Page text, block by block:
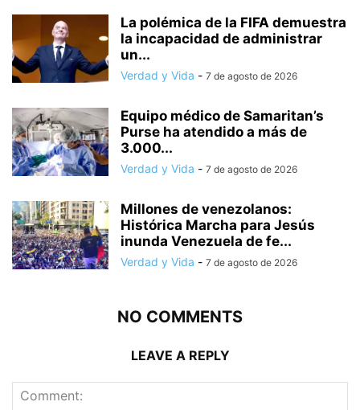
La polémica de la FIFA demuestra
la incapacidad de administrar
un...
Verdad y Vida - 7 de agosto de 2026
Equipo médico de Samaritan’s
Purse ha atendido a más de
3.000...
Verdad y Vida - 7 de agosto de 2026
Millones de venezolanos:
Histórica Marcha para Jesús
inunda Venezuela de fe...
Verdad y Vida - 7 de agosto de 2026
NO COMMENTS
LEAVE A REPLY